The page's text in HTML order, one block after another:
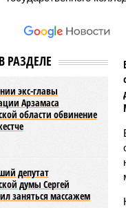
В РАЗДЕЛЕ
экс-главы
Арзамаса
области обвинение
депутат
думы Сергей
заняться массажем